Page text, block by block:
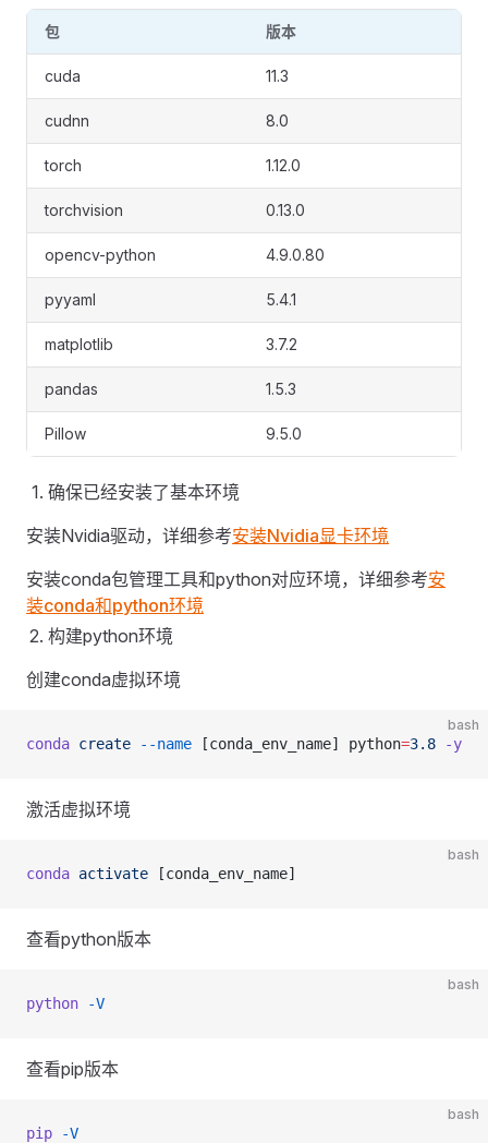
包 版本
cuda 11.3
cudnn 8.0
torch 1.12.0
torchvision 0.13.0
opencv-python 4.9.0.80
pyyaml 5.4.1
matplotlib 3.7.2
pandas 1.5.3
Pillow 9.5.0
确保已经安装了基本环境
安装Nvidia驱动，详细参考安装Nvidia显卡环境
安装conda包管理工具和python对应环境，详细参考安
装conda和python环境
构建python环境
创建conda虚拟环境
bash
conda create --name [conda_env_name] python=3.8 -y
激活虚拟环境
bash
conda activate [conda_env_name]
查看python版本
bash
python -V
查看pip版本
bash
pip -V